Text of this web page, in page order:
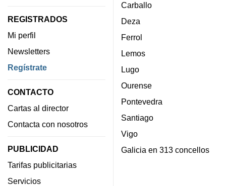
REGISTRADOS
Mi perfil
Newsletters
Regístrate
CONTACTO
Cartas al director
Contacta con nosotros
PUBLICIDAD
Tarifas publicitarias
Servicios
Carballo
Deza
Ferrol
Lemos
Lugo
Ourense
Pontevedra
Santiago
Vigo
Galicia en 313 concellos